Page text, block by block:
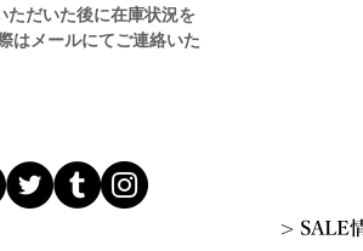
ただいた後に在庫状況を
はメールにてご連絡いた
> SALE